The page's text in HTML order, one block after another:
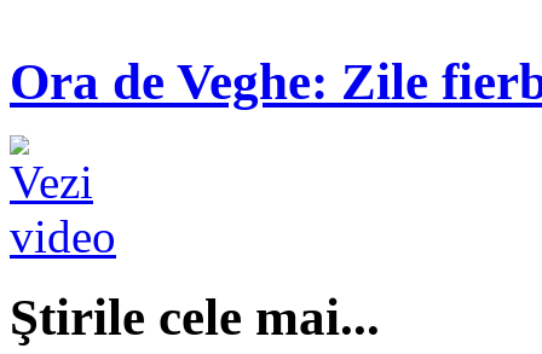
Ora de Veghe: Zile
Ştirile cele mai...